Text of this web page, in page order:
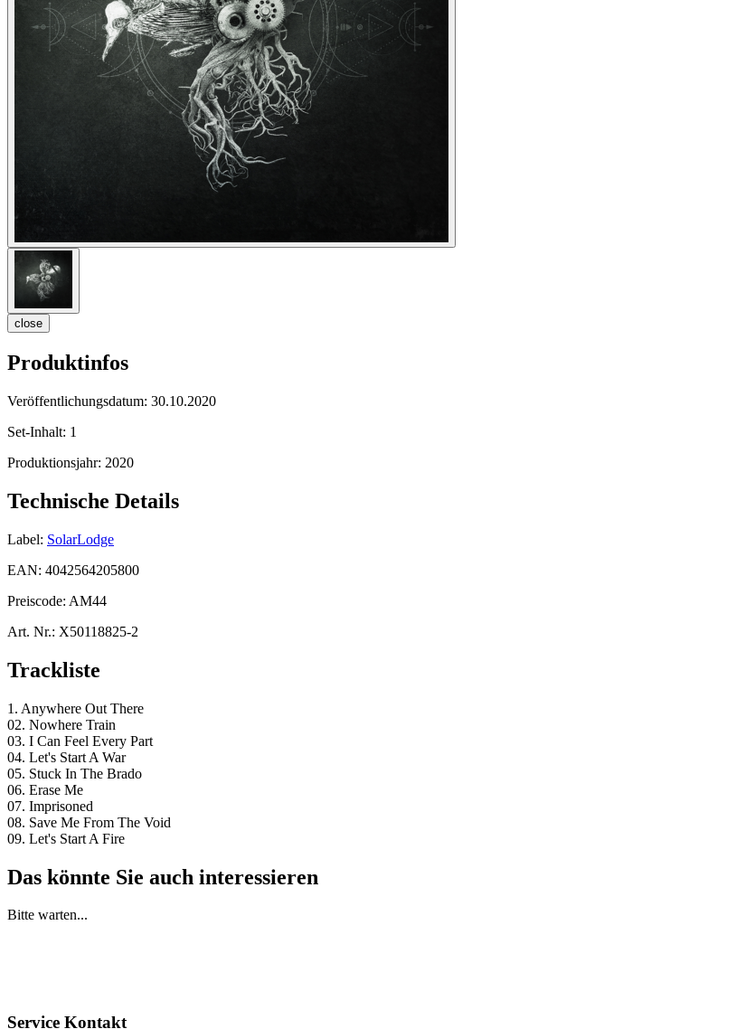
close
Produktinfos
Veröffentlichungsdatum: 30.10.2020
Set-Inhalt: 1
Produktionsjahr: 2020
Technische Details
Label: SolarLodge
EAN: 4042564205800
Preiscode: AM44
Art. Nr.: X50118825-2
Trackliste
1. Anywhere Out There
02. Nowhere Train
03. I Can Feel Every Part
04. Let's Start A War
05. Stuck In The Brado
06. Erase Me
07. Imprisoned
08. Save Me From The Void
09. Let's Start A Fire
Das könnte Sie auch interessieren
Bitte warten...
Service Kontakt